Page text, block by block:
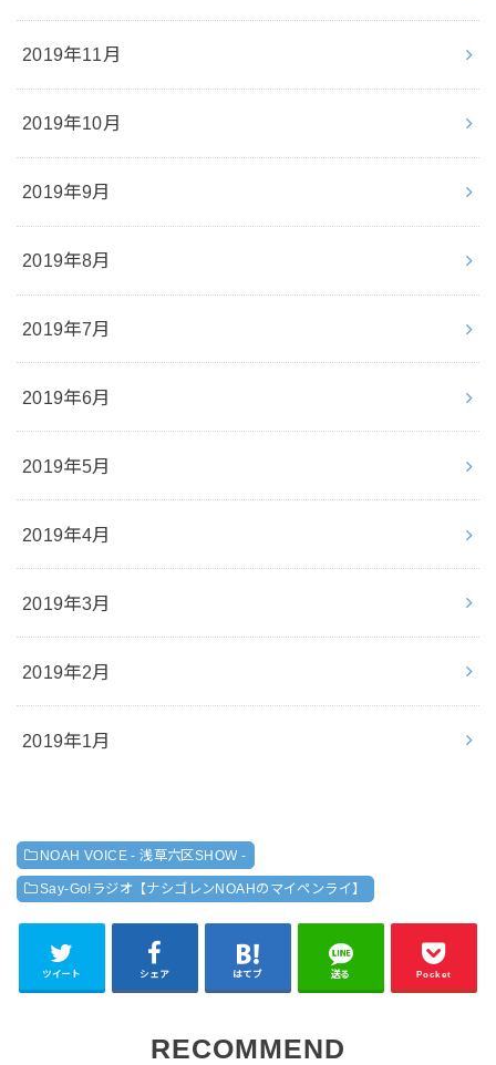
2019年11月
2019年10月
2019年9月
2019年8月
2019年7月
2019年6月
2019年5月
2019年4月
2019年3月
2019年2月
2019年1月
NOAH VOICE - 浅草六区SHOW -
Say-Go!ラジオ【ナシゴレンNOAHのマイペンライ】
ツイート シェア はてブ 送る Pocket
RECOMMEND